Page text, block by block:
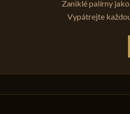
Zaniklé palírny
Vypátrejte